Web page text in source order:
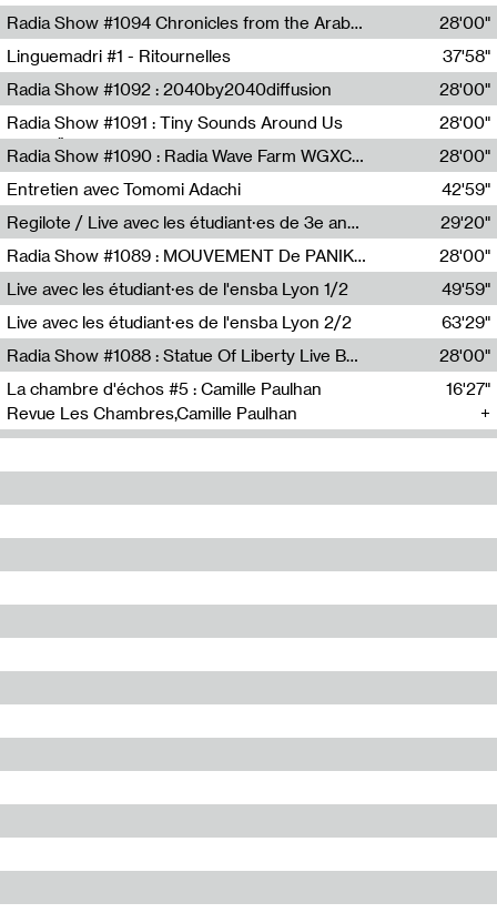
Jérôme Game,Jean-Michel Espitallier
Radia Show #1094 Chronicles from the Arab Cold War by Ghazi Barakat
Reboot.fm
28'00"
Linguemadri #1 - Ritournelles
Meris Angioletti
37'58"
Radia Show #1092 : 2040by2040diffusion
Diffusion FM
28'00"
Radia Show #1091 : Tiny Sounds Around Us
Radio Študent
28'00"
Radia Show #1090 : Radia Wave Farm WGXC Corey De Juan Sherrard Jr Startalk
Wave Farm
28'00"
Entretien avec Tomomi Adachi
Tomomi Adachi,Loraine Baud
42'59"
Regilote / Live avec les étudiant·es de 3e année de l'EMA
Nima Henryon,Athéna Noël,Amir Genillon,Ibourayane Ahmadi,Manelle Cherrih,Honorine Gibello,John Weeber,Manon Joseph
29'20"
Radia Show #1089 : MOUVEMENT De PANIK (Radio Panik)
Radio Panik
28'00"
Live avec les étudiant·es de l'ensba Lyon 1/2
49'59"
Live avec les étudiant·es de l'ensba Lyon 2/2
63'29"
Radia Show #1088 : Statue Of Liberty Live By Ed Baxter (Resonance)
Resonance
28'00"
La chambre d'échos #5 : Camille Paulhan
Revue Les Chambres,Camille Paulhan
16'27"